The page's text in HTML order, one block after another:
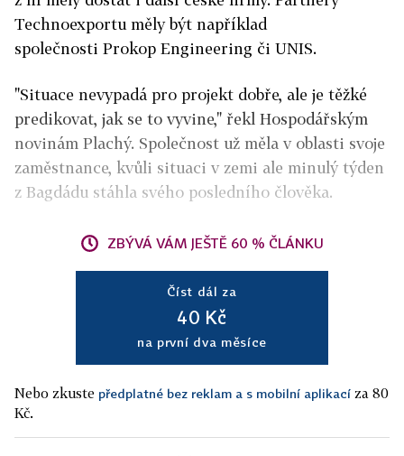
Technoexportu měly být například
společnosti Prokop Engineering či UNIS.
"Situace nevypadá pro projekt dobře, ale je těžké
predikovat, jak se to vyvine," řekl Hospodářským
novinám Plachý. Společnost už měla v oblasti svoje
zaměstnance, kvůli situaci v zemi ale minulý týden
z Bagdádu stáhla svého posledního člověka.
ZBÝVÁ VÁM JEŠTĚ 60 % ČLÁNKU
Číst dál za
40 Kč
na první dva měsíce
Nebo zkuste předplatné bez reklam a s mobilní aplikací za 80
Kč.